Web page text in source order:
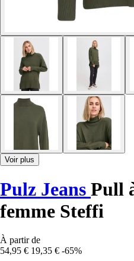
Voir plus
Pulz Jeans Pull
femme Steffi
À partir de
54,95 € 19,35 € -65%